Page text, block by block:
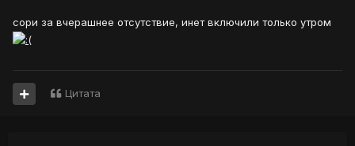
сори за вчерашнее отсутствие, инет включили только утром
Цитата